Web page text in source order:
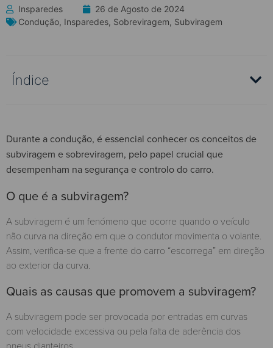
Insparedes
26 de Agosto de 2024
Condução, Insparedes, Sobreviragem, Subviragem
Índice
Durante a condução, é essencial conhecer os conceitos de
subviragem e sobreviragem, pelo papel crucial que
desempenham na segurança e controlo do carro.
O que é a subviragem?
A subviragem é um fenómeno que ocorre quando o veículo
não curva na direção em que o condutor movimenta o volante.
Assim, verifica-se que a frente do carro “escorrega” em direção
ao exterior da curva.
Quais as causas que promovem a subviragem?
A subviragem pode ser provocada por entradas em curvas
com velocidade excessiva ou pela falta de aderência dos
pneus dianteiros.